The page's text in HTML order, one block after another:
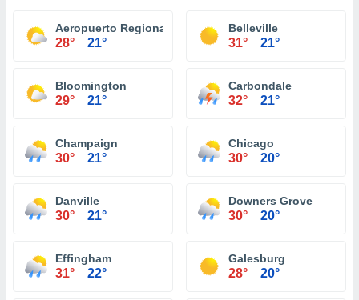
Aeropuerto Regional Central Illiniois Bloomington
28° 21°
Belleville
31° 21°
Bloomington
29° 21°
Carbondale
32° 21°
Champaign
30° 21°
Chicago
30° 20°
Danville
30° 21°
Downers Grove
30° 20°
Effingham
31° 22°
Galesburg
28° 20°